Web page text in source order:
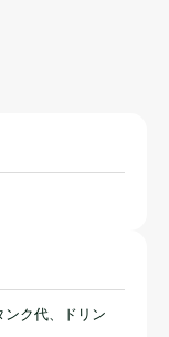
ク代、ドリン